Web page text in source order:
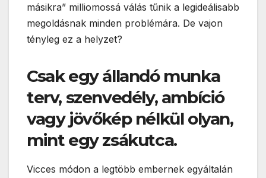
másikra” milliomossá válás tűnik a legideálisabb
megoldásnak minden problémára. De vajon
tényleg ez a helyzet?
Csak egy állandó munka
terv, szenvedély, ambíció
vagy jövőkép nélkül olyan,
mint egy zsákutca.
Vicces módon a legtöbb embernek egyáltalán